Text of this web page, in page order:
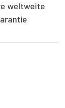
weltweite